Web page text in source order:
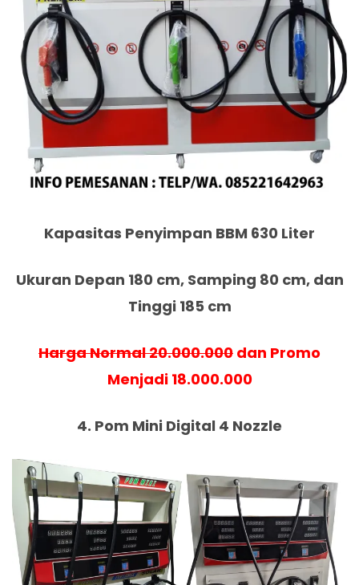
Kapasitas Penyimpan BBM 630 Liter
Ukuran Depan 180 cm, Samping 80 cm, dan
Tinggi 185 cm
Harga Normal 20.000.000 dan Promo
Menjadi 18.000.000
4. Pom Mini Digital 4 Nozzle